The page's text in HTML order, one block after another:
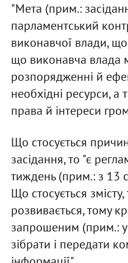
"Мета (прим.:
парламентський
виконавчої влади,
що виконавча влада
розпорядженні й
необхідні ресурси, а
права й інтереси
Що стосується
засідання, то "є
тиждень (прим.: з 13
Що стосується
розвивається, тому
запрошеним (прим.:
зібрати і передати